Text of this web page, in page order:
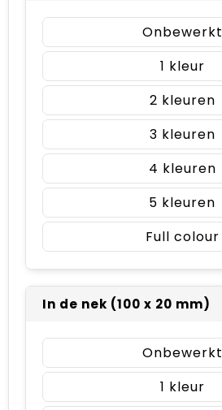
Onbewerkt
1
2
3
4
5
Full colour
In de nek (100 x 20 mm)
Onbewerkt
1